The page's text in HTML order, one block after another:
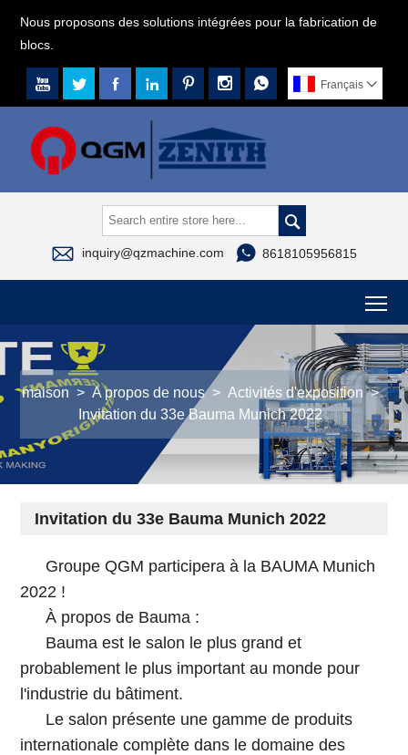
Nous proposons des solutions intégrées pour la fabrication de
blocs.
       Français 

 inquiry@qzmachine.com  8618105956815
maison > A propos de nous > Activités d'exposition >
Invitation du 33e Bauma Munich 2022
Invitation du 33e Bauma Munich 2022
Groupe QGM participera à la BAUMA Munich
2022 !
À propos de Bauma :
Bauma est le salon le plus grand et
probablement le plus important au monde pour
l'industrie du bâtiment.
Le salon présente une gamme de produits
internationale complète dans le domaine des